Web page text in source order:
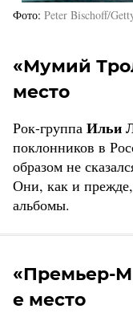
Фото Peter Bischoff/
«Мумий
место
Рок-группа Ильи
поклонников в
образом не
Они, как и
альбомы.
«Премьер-
е место